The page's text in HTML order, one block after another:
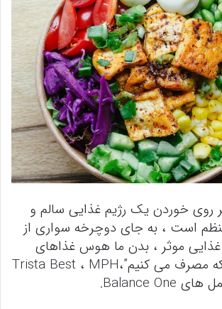
روی خوردن یک رژیم غذایی سالم و
است ، به جای دوچرخه سواری از
موثر ، بدن ما هوس غذاهای
مصرف می کنیم”،Trista Best ، MPH